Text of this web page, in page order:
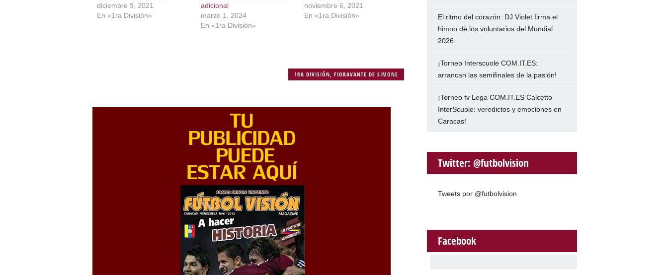
diciembre 9, 2021
En «1ra División»
adicional
marzo 1, 2024
En «1ra División»
noviembre 6, 2021
En «1ra División»
1RA DIVISIÓN ,FIORAVANTE DE SIMONE
El ritmo del corazón: DJ Violet firma el
himno de los voluntarios del Mundial
2026
¡Torneo Interscuole COM.IT.ES:
arrancan las semifinales de la pasión!
¡Torneo fv Lega COM.IT.ES Calcetto
InterScuole: veredictos y emociones en
Caracas!
Twitter: @futbolvision
Tweets por @futbolvision
Facebook